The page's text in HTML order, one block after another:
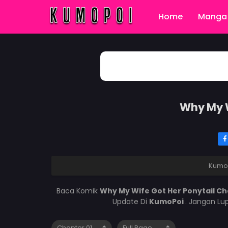
Home
Why My
Baca Komik Why My Wife Got Her Ponytail
Update Di KumoPoi . Jangan